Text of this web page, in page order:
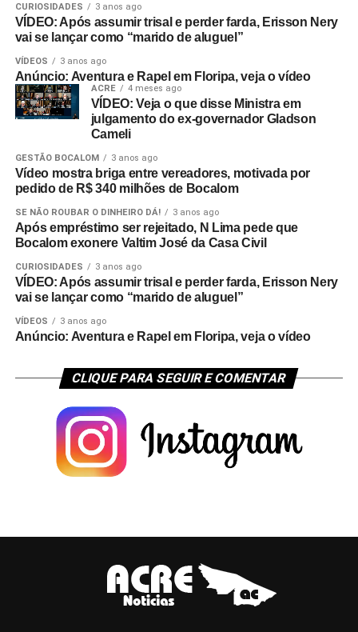
CURIOSIDADES 3 anos ago
VÍDEO: Após assumir trisal e perder farda, Erisson Nery
vai se lançar como “marido de aluguel”
VÍDEOS 3 anos ago
Anúncio: Aventura e Rapel em Floripa, veja o vídeo
ACRE 4 meses ago
VÍDEO: Veja o que disse Ministra em
julgamento do ex-governador Gladson
Cameli
GESTÃO BOCALOM 3 anos ago
Vídeo mostra briga entre vereadores, motivada por
pedido de R$ 340 milhões de Bocalom
SE NÃO ROUBAR O DINHEIRO DÁ! 3 anos ago
Após empréstimo ser rejeitado, N Lima pede que
Bocalom exonere Valtim José da Casa Civil
CURIOSIDADES 3 anos ago
VÍDEO: Após assumir trisal e perder farda, Erisson Nery
vai se lançar como “marido de aluguel”
VÍDEOS 3 anos ago
Anúncio: Aventura e Rapel em Floripa, veja o vídeo
CLIQUE PARA SEGUIR E COMENTAR